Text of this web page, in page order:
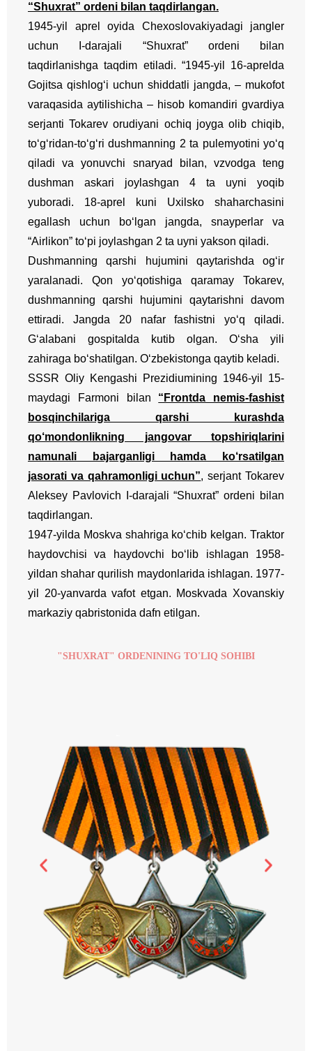
“Shuxrat” ordeni bilan taqdirlangan.
1945-yil aprel oyida Chexoslovakiyadagi jangler
uchun I-darajali “Shuxrat” ordeni bilan
taqdirlanishga taqdim etiladi. “1945-yil 16-aprelda
Gojitsa qishlog‘i uchun shiddatli jangda, – mukofot
varaqasida aytilishicha – hisob komandiri gvardiya
serjanti Tokarev orudiyani ochiq joyga olib chiqib,
to‘g‘ridan-to‘g‘ri dushmanning 2 ta pulemyotini yo‘q
qiladi va yonuvchi snaryad bilan, vzvodga teng
dushman askari joylashgan 4 ta uyni yoqib
yuboradi. 18-aprel kuni Uxilsko shaharchasini
egallash uchun bo‘lgan jangda, snayperlar va
“Airlikon” to‘pi joylashgan 2 ta uyni yakson qiladi.
Dushmanning qarshi hujumini qaytarishda og‘ir
yaralanadi. Qon yo‘qotishiga qaramay Tokarev,
dushmanning qarshi hujumini qaytarishni davom
ettiradi. Jangda 20 nafar fashistni yo‘q qiladi.
G‘alabani gospitalda kutib olgan. O‘sha yili
zahiraga bo‘shatilgan. O‘zbekistonga qaytib keladi.
SSSR Oliy Kengashi Prezidiumining 1946-yil 15-
maydagi Farmoni bilan “Frontda nemis-fashist
bosqinchilariga qarshi kurashda
qo‘mondonlikning jangovar topshiriqlarini
namunali bajarganligi hamda ko‘rsatilgan
jasorati va qahramonligi uchun”, serjant Tokarev
Aleksey Pavlovich I-darajali “Shuxrat” ordeni bilan
taqdirlangan.
1947-yilda Moskva shahriga ko‘chib kelgan. Traktor
haydovchisi va haydovchi bo‘lib ishlagan 1958-
yildan shahar qurilish maydonlarida ishlagan. 1977-
yil 20-yanvarda vafot etgan. Moskvada Xovanskiy
markaziy qabristonida dafn etilgan.
"SHUXRAT" ORDENINING TO'LIQ SOHIBI